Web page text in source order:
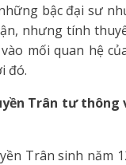
bậc đại sư
nhưng tính
mối quan hệ
đó.
Trân tư thông
Trân sinh năm